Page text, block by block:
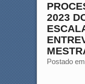
2023
Postado em